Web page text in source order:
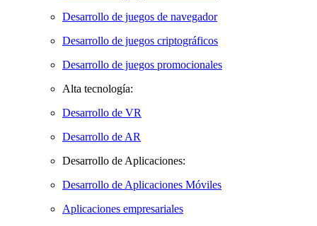
Desarrollo de juegos de navegador
Desarrollo de juegos criptográficos
Desarrollo de juegos promocionales
Alta tecnología:
Desarrollo de VR
Desarrollo de AR
Desarrollo de Aplicaciones:
Desarrollo de Aplicaciones Móviles
Aplicaciones empresariales